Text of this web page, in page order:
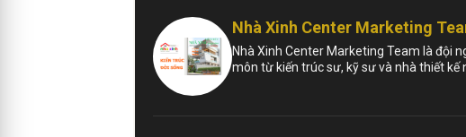
Nhà Xinh Center Marketing
Nhà Xinh Center Marketing Team là đội
môn từ kiến trúc sư, kỹ sư và nhà thiết